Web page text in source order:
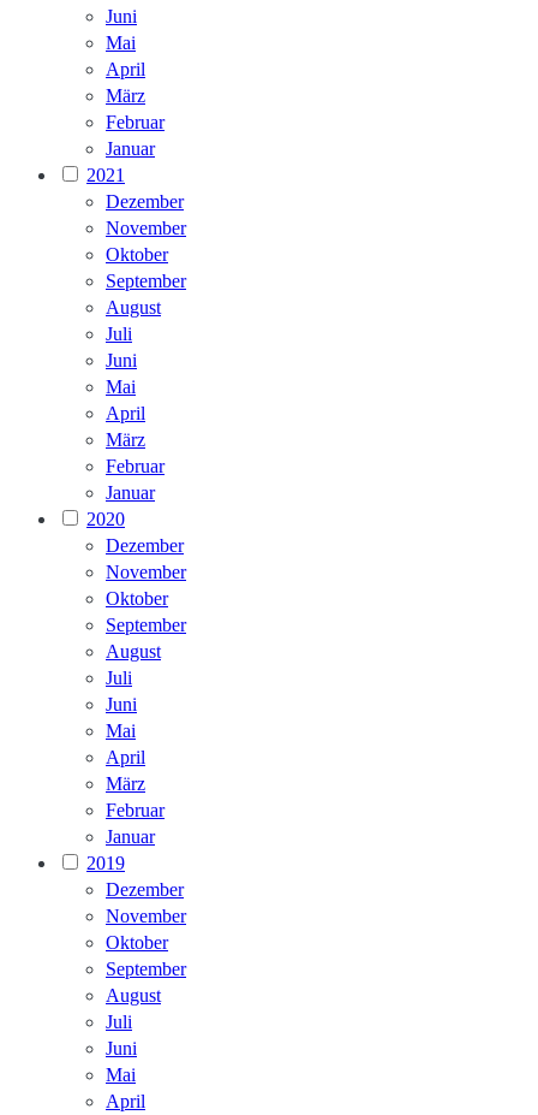
Juni
Mai
April
März
Februar
Januar
2021
Dezember
November
Oktober
September
August
Juli
Juni
Mai
April
März
Februar
Januar
2020
Dezember
November
Oktober
September
August
Juli
Juni
Mai
April
März
Februar
Januar
2019
Dezember
November
Oktober
September
August
Juli
Juni
Mai
April